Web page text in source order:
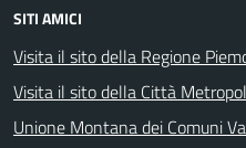
SITI AMICI
Visita il sito della Regione
Visita il sito della Città
Unione Montana dei Comuni